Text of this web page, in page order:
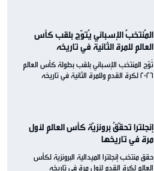
المُنتخبُ الإسباني يُتوّج بلقب كأس
العالم للمرة الثانية في تاريخه
تُوّج المنتخب الإسباني بلقب بطولة كأس العالم
2026 لكرة القدم وللمرة الثانية في تاريخه
إنجلترا تحقّقُ برونزيّة كأس العالم لأول
مرة في تاريخها
حقق منتخب إنجلترا الميدالية البرونزية لكأس
العالم لكرة القدم لأول مرة في تاريخه